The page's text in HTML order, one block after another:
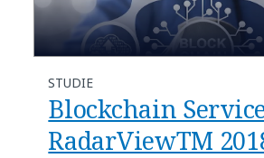
STUDIE
Blockchain
RadarViewTM